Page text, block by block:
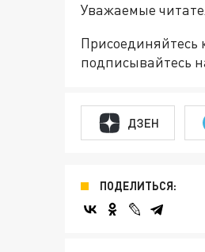
Уважаемые
Присоединяйтесь
подписывайтесь
ДЗЕН
ПОДЕЛИТЬСЯ: